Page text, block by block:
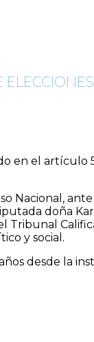
en el artículo
Nacional,
doña
Tribunal
y social.
desde la